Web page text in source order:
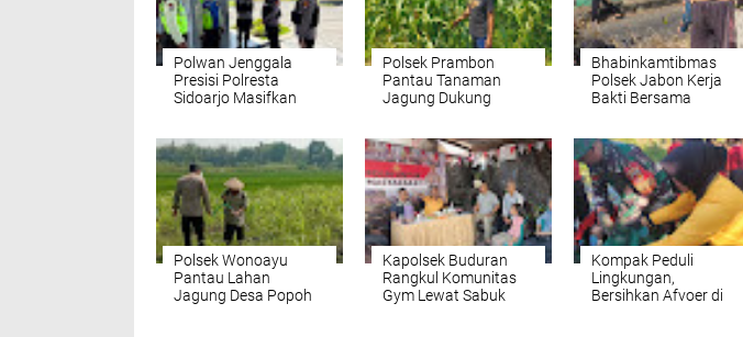
Polwan Jenggala
Presisi Polresta
Sidoarjo Masifkan
Polsek Prambon
Pantau Tanaman
Jagung Dukung
Bhabinkamtibmas
Polsek Jabon Kerja
Bakti Bersama
dan Kondusif
Polsek Wonoayu
Pantau Lahan
Jagung Desa Popoh
Kapolsek Buduran
Rangkul Komunitas
Gym Lewat Sabuk
Kompak Peduli
Lingkungan,
Bersihkan Afvoer di